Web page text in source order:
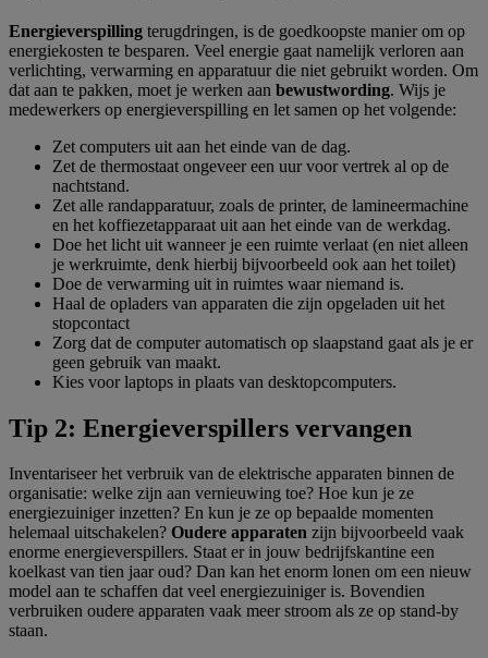
Energieverspilling terugdringen, is de goedkoopste manier om op
energiekosten te besparen. Veel energie gaat namelijk verloren aan
verlichting, verwarming en apparatuur die niet gebruikt worden. Om
dat aan te pakken, moet je werken aan bewustwording. Wijs je
medewerkers op energieverspilling en let samen op het volgende:
Zet computers uit aan het einde van de dag.
Zet de thermostaat ongeveer een uur voor vertrek al op de
nachtstand.
Zet alle randapparatuur, zoals de printer, de lamineermachine
en het koffiezetapparaat uit aan het einde van de werkdag.
Doe het licht uit wanneer je een ruimte verlaat (en niet alleen
je werkruimte, denk hierbij bijvoorbeeld ook aan het toilet)
Doe de verwarming uit in ruimtes waar niemand is.
Haal de opladers van apparaten die zijn opgeladen uit het
stopcontact
Zorg dat de computer automatisch op slaapstand gaat als je er
geen gebruik van maakt.
Kies voor laptops in plaats van desktopcomputers.
Tip 2: Energieverspillers vervangen
Inventariseer het verbruik van de elektrische apparaten binnen de
organisatie: welke zijn aan vernieuwing toe? Hoe kun je ze
energiezuiniger inzetten? En kun je ze op bepaalde momenten
helemaal uitschakelen? Oudere apparaten zijn bijvoorbeeld vaak
enorme energieverspillers. Staat er in jouw bedrijfskantine een
koelkast van tien jaar oud? Dan kan het enorm lonen om een nieuw
model aan te schaffen dat veel energiezuiniger is. Bovendien
verbruiken oudere apparaten vaak meer stroom als ze op stand-by
staan.